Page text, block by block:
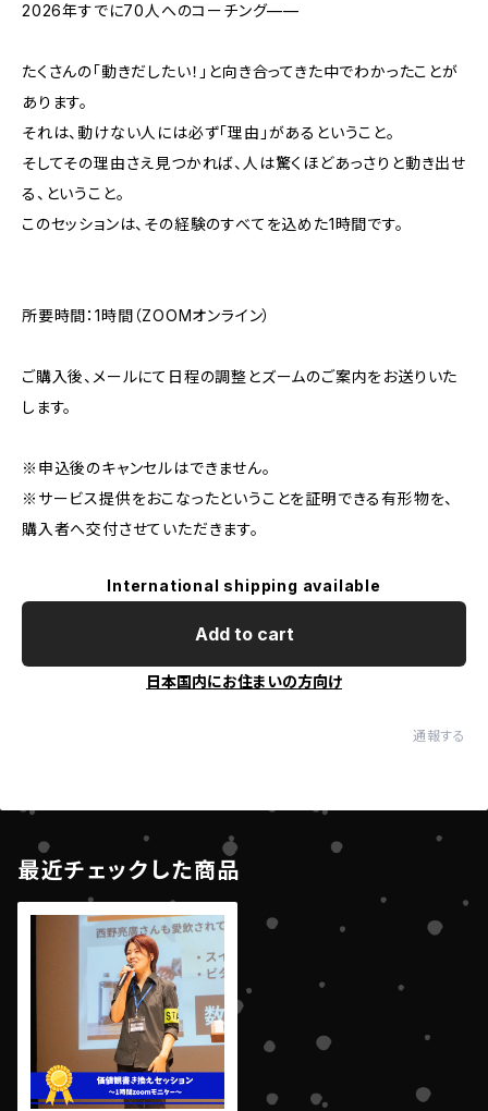
2026年すでに70人へのコーチング——
たくさんの「動きだしたい！」と向き合ってきた中でわかったことが
あります。
それは、動けない人には必ず「理由」があるということ。
そしてその理由さえ見つかれば、人は驚くほどあっさりと動き出せ
る、ということ。
このセッションは、その経験のすべてを込めた1時間です。
所要時間：1時間（ZOOMオンライン）
ご購入後、メールにて日程の調整とズームのご案内をお送りいた
します。
※申込後のキャンセルはできません。
※サービス提供をおこなったということを証明できる有形物を、
購入者へ交付させていただきます。
International shipping available
Add to cart
日本国内にお住まいの方向け
通報する
最近チェックした商品